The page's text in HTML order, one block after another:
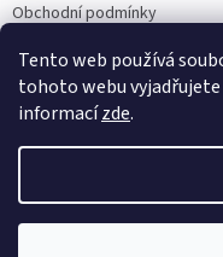
Tento web používá
tohoto webu vyjadřujete
informacízde.
Obchodní podmínky
Doprava a platba